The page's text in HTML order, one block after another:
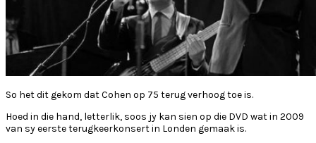
So het dit gekom dat Cohen op 75 terug verhoog toe is.
Hoed in die hand, letterlik, soos jy kan sien op die DVD wat in 2009
van sy eerste terugkeerkonsert in Londen gemaak is.